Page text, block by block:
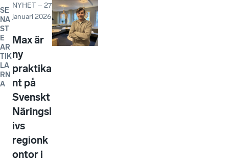
SE
NA
ST
E
AR
TIK
LA
RN
A
NYHET –27
januari 2026
Max är
ny
praktika
nt på
Svenskt
Näringsl
ivs
regionk
ontor i